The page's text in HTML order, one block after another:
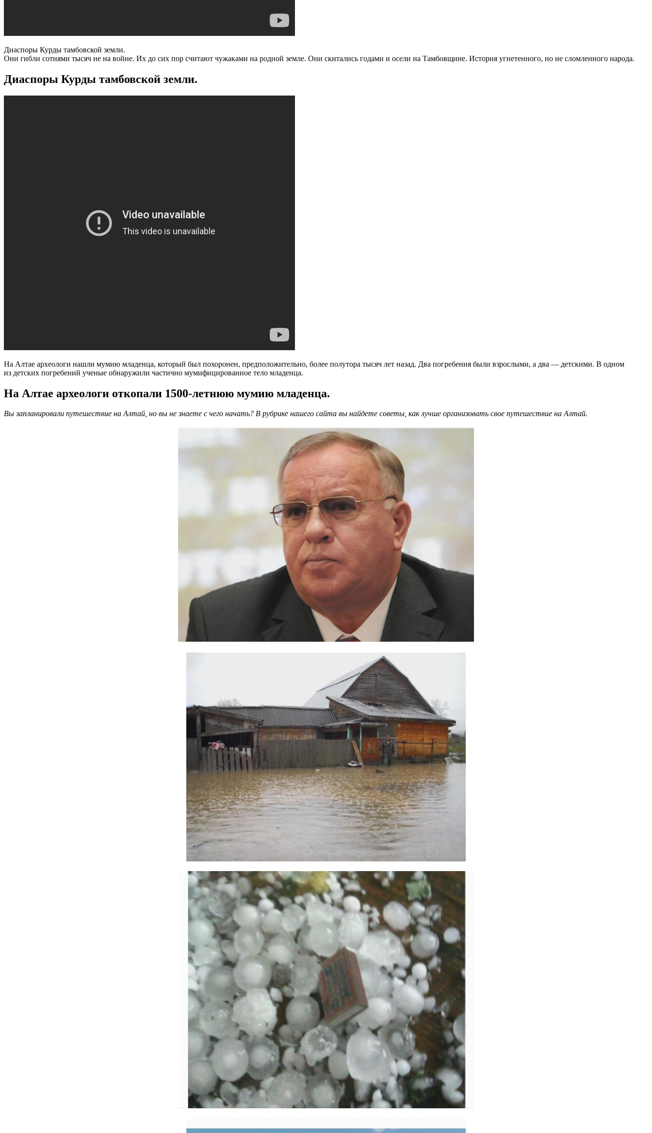
Диаспоры Курды тамбовской земли.
Они гибли сотнями тысяч не на войне. Их до сих пор считают чужаками на родной земле. Они скитались годами и осели на Тамбовщине. История угнетенного, но не сломленного народа.
Диаспоры Курды тамбовской земли.
На Алтае археологи нашли мумию младенца, который был похоронен, предположительно, более полутора тысяч лет назад. Два погребения были взрослыми, а два — детскими. В одном
из детских погребений ученые обнаружили частично мумифицированное тело младенца.
На Алтае археологи откопали 1500-летнюю мумию младенца.
Вы запланировали путешествие на Алтай, но вы не знаете с чего начать? В рубрике нашего сайта вы найдете советы, как лучше организовать свое путешествие на Алтай.